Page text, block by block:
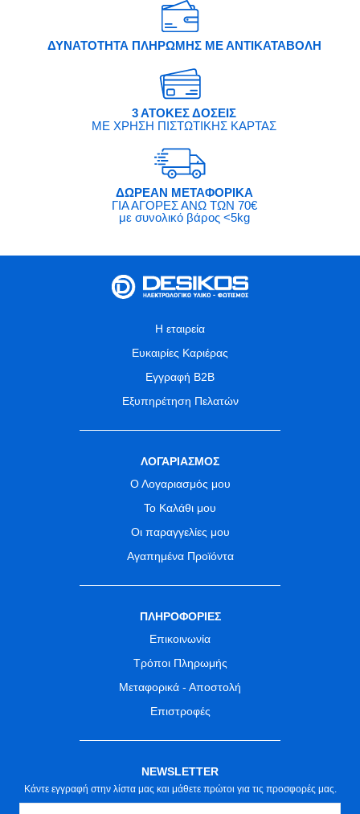
ΔΥΝΑΤΟΤΗΤΑ ΠΛΗΡΩΜΗΣ ΜΕ ΑΝΤΙΚΑΤΑΒΟΛΗ
3 ΑΤΟΚΕΣ ΔΟΣΕΙΣ
ΜΕ ΧΡΗΣΗ ΠΙΣΤΩΤΙΚΗΣ ΚΑΡΤΑΣ
ΔΩΡΕΑΝ ΜΕΤΑΦΟΡΙΚΑ
ΓΙΑ ΑΓΟΡΕΣ ΑΝΩ ΤΩΝ 70€
με συνολικό βάρος <5kg
Η εταιρεία
Ευκαιρίες Καριέρας
Εγγραφή B2B
Εξυπηρέτηση Πελατών
ΛΟΓΑΡΙΑΣΜΟΣ
Ο Λογαριασμός μου
Το Καλάθι μου
Οι παραγγελίες μου
Αγαπημένα Προϊόντα
ΠΛΗΡΟΦΟΡΙΕΣ
Επικοινωνία
Τρόποι Πληρωμής
Μεταφορικά - Αποστολή
Επιστροφές
NEWSLETTER
Κάντε εγγραφή στην λίστα μας και μάθετε πρώτοι για τις προσφορές μας.